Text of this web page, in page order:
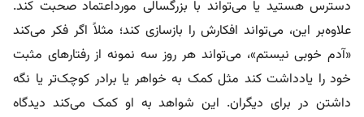
دسترس هستید یا می‌تواند با بزرگسالی مورداعتماد صحبت کند.
علاوه‌بر این، می‌تواند افکارش را بازسازی کند؛ مثلاً اگر فکر می‌کند
«آدم خوبی نیستم»، می‌تواند هر روز سه نمونه از رفتارهای مثبت
خود را یادداشت کند مثل کمک به خواهر یا برادر کوچک‌تر یا نگه‌
داشتن در برای دیگران. این شواهد به او کمک می‌کند دیدگاه